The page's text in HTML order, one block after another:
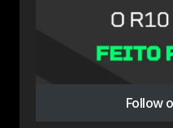
Follow